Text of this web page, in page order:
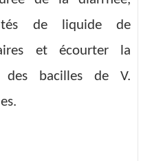
de liquide de
et écourter la
des bacilles de V.